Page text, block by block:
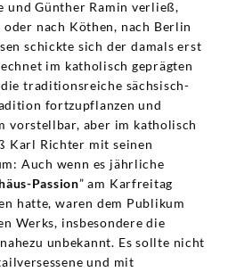
und Günther Ramin verließ,
oder nach Köthen, nach Berlin
schickte sich der damals erst
im katholisch geprägten
traditionsreiche sächsisch-
fortzupflanzen und
vorstellbar, aber im katholisch
Karl Richter mit seinen
Auch wenn es jährliche
Passion” am Karfreitag
hatte, waren dem Publikum
Werks, insbesondere die
unbekannt. Es sollte nicht
und mit